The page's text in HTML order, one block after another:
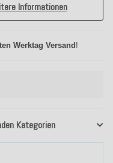
Kategorien
Informationen
Werktag Versand!